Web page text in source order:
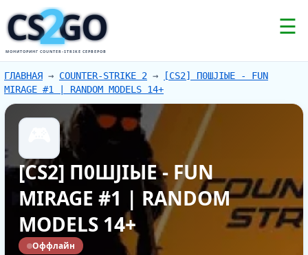
CS GO
2
МОНИТОРИНГ COUNTER-STRIKE СЕРВЕРОВ
☰
ГЛАВНАЯ → COUNTER-STRIKE 2 →
[CS2] П0ШJIЫЕ - FUN
MIRAGE #1 | RANDOM MODELS 14+
[CS2] П0ШJIЫЕ - FUN
MIRAGE #1 | RANDOM
MODELS 14+
Оффлайн